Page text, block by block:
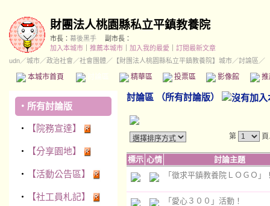
財團法人桃園縣私立平鎮教養院
市長： 幕後黑手
副市長：
加入本城市
推薦本城市 加入我的最愛
訂閱最新文章
udn／城市／政治社會 ／社會團體／ 【財團法人桃園縣私立平鎮教養院】城市／討論區／
本城市首頁 精華區 投票區 影像館
‧ 所有討論版
‧ 【院務宣達】
‧ 【分享園地】
‧ 【活動公告區】
‧ 【社工員札記】
討論區 （所有討論版）
第
標示 心情
討論主題
「徵求平鎮教養院ＬＯＧＯ」
「愛心３００」活動！